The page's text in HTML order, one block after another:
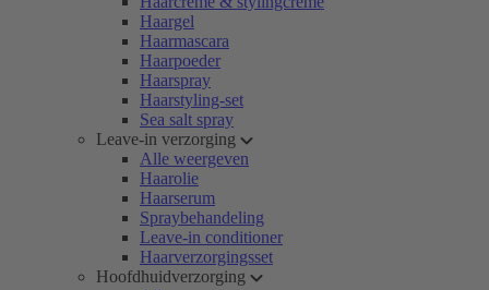
Haargel
Haarmascara
Haarpoeder
Haarspray
Haarstyling-set
Sea salt spray
Leave-in verzorging
Alle weergeven
Haarolie
Haarserum
Spraybehandeling
Leave-in conditioner
Haarverzorgingsset
Hoofdhuidverzorging